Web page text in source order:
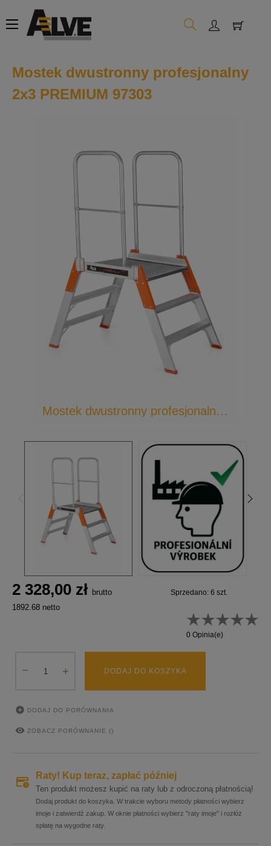
Toggle
navigation
☰
Mostek dwustronny profesjonalny
2x3 PREMIUM 97303
Mostek dwustronny profesjonalny PREMIUM 9730X
2 328,00 zł brutto
1892.68 netto
Sprzedano: 6 szt.
0 Opinia(e)
DODAJ DO KOSZYKA
 DODAJ DO PORÓWNANIA
 ZOBACZ PORÓWNANIE ()
Raty! Kup teraz, zapłać później
Ten produkt możesz kupić na raty lub z odroczoną płatnością!
Dodaj produkt do koszyka. W trakcie wyboru metody płatności wybierz
imoje i zatwierdź zakup. W oknie płatności wybierz "raty imoje" i rozłóż
spłatę na wygodne raty.